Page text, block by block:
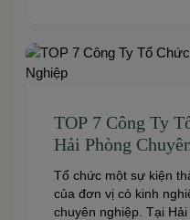
system, and dedicated
couples create a
TOP 7 Công Ty
Hải Phòng
Tổ chức một sự kiện
của đơn vị có kinh
chuyên nghiệp. Tại Hải